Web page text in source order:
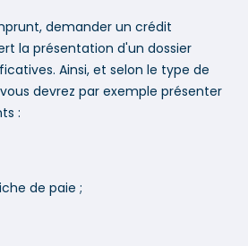
demander un crédit
la présentation d'un dossier
Ainsi, et selon le type de
devrez par exemple présenter
:
de paie ;